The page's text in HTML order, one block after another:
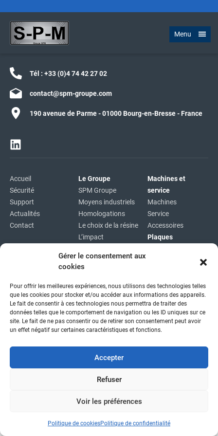
Gérer le consentement aux
cookies
Pour offrir les meilleures expériences, nous utilisons des technologies telles
que les cookies pour stocker et/ou accéder aux informations des appareils.
Le fait de consentir à ces technologies nous permettra de traiter des
données telles que le comportement de navigation ou les ID uniques sur ce
site. Le fait de ne pas consentir ou de retirer son consentement peut avoir
un effet négatif sur certaines caractéristiques et fonctions.
Accepter
Refuser
Voir les préférences
Politique de cookiesPolitique de confidentialité
Menu
Tél : +33 (0)4 74 42 27 02
contact@spm-groupe.com
190 avenue de Parme - 01000 Bourg-en-Bresse - France
Accueil
Sécurité
Support
Actualités
Contact
Le Groupe
SPM Groupe
Moyens industriels
Homologations
Le choix de la résine
L’impact
Machines et
service
Machines
Service
Accessoires
Plaques
Plan du site
Copyright © 2026|Mentions légales|Confidentialité|
fait avec
par l'agence idcom